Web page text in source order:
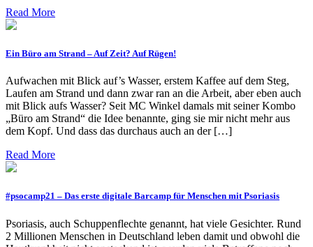
Read More
Ein Büro am Strand – Auf Zeit? Auf Rügen!
Aufwachen mit Blick auf’s Wasser, erstem Kaffee auf dem Steg,
Laufen am Strand und dann zwar ran an die Arbeit, aber eben auch
mit Blick aufs Wasser? Seit MC Winkel damals mit seiner Kombo
„Büro am Strand“ die Idee benannte, ging sie mir nicht mehr aus
dem Kopf. Und dass das durchaus auch an der […]
Read More
#psocamp21 – Das erste digitale Barcamp für Menschen mit Psoriasis
Psoriasis, auch Schuppenflechte genannt, hat viele Gesichter. Rund
2 Millionen Menschen in Deutschland leben damit und obwohl die